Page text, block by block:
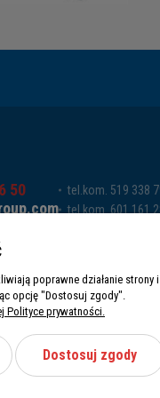
50
tel.kom. 519 338
tel.kom. 601 161
poprawne działanie
opcję "Dostosuj zgody".
Polityce prywatności.
Dostosuj zgody